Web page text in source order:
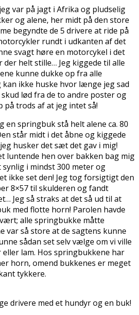
var på jagt i Afrika og pludselig
og alene, her midt på den store
begyndte de 5 drivere at ride på
rundt i udkanten af det
svagt høre en motorcykel i det
der helt stille… Jeg kiggede til alle
kunne dukke op fra alle
ikke huske hvor længe jeg sad
lød fra de to andre poster og
trods af at jeg intet så!
en springbuk stå helt alene ca. 80
står midt i det åbne og kiggede
husker det sæt det gav i mig!
luntende hen over bakken bag mig
i mindst 300 meter og
ikke set den! Jeg tog forsigtigt den
8×57 til skulderen og fandt
Jeg så straks at det så ud til at
med flotte horn! Parolen havde
alle springbukke måtte
var så store at de sagtens kunne
sådan set selv vælge om vi ville
lam. Hos springbukkene har
horn, omend bukkenes er meget
tykkere.
drivere med et hundyr og en buk!